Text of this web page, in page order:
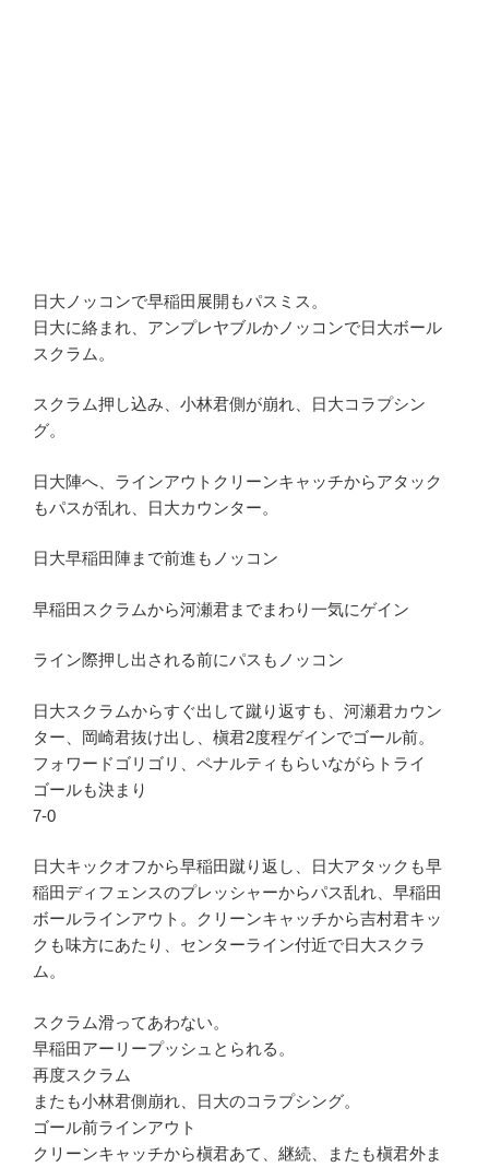
日大ノッコンで早稲田展開もパスミス。
日大に絡まれ、アンプレヤブルかノッコンで日大ボール
スクラム。
スクラム押し込み、小林君側が崩れ、日大コラプシン
グ。
日大陣へ、ラインアウトクリーンキャッチからアタック
もパスが乱れ、日大カウンター。
日大早稲田陣まで前進もノッコン
早稲田スクラムから河瀬君までまわり一気にゲイン
ライン際押し出される前にパスもノッコン
日大スクラムからすぐ出して蹴り返すも、河瀬君カウン
ター、岡崎君抜け出し、槇君2度程ゲインでゴール前。
フォワードゴリゴリ、ペナルティもらいながらトライ
ゴールも決まり
7-0
日大キックオフから早稲田蹴り返し、日大アタックも早
稲田ディフェンスのプレッシャーからパス乱れ、早稲田
ボールラインアウト。クリーンキャッチから吉村君キッ
クも味方にあたり、センターライン付近で日大スクラ
ム。
スクラム滑ってあわない。
早稲田アーリープッシュとられる。
再度スクラム
またも小林君側崩れ、日大のコラプシング。
ゴール前ラインアウト
クリーンキャッチから槇君あて、継続、またも槇君外ま